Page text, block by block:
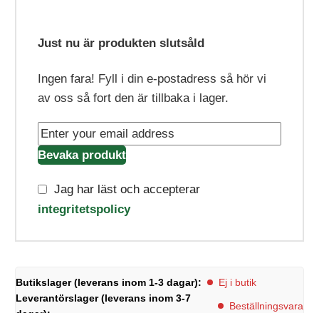
Just nu är produkten slutsåld
Ingen fara! Fyll i din e-postadress så hör vi
av oss så fort den är tillbaka i lager.
Bevaka produkt
Jag har läst och accepterar
integritetspolicy
Butikslager (leverans inom 1-3 dagar):
Ej i butik
Leverantörslager (leverans inom 3-7
Beställningsvara